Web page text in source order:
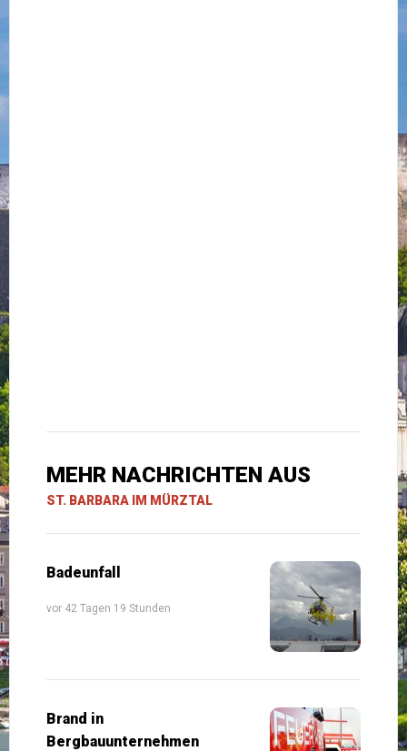
MEHR NACHRICHTEN AUS
ST. BARBARA IM MÜRZTAL
Badeunfall
vor 42 Tagen 19 Stunden
Brand in
Bergbauunternehmen